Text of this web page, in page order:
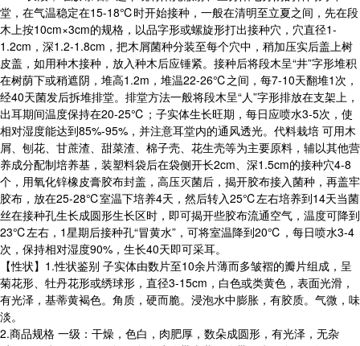
堂，在气温稳定在15-18℃时开始接种，一般在清明至立夏之间，先在段
木上按10cm×3cm的规格，以品字形或螺旋形打出接种穴，穴直径1-
1.2cm，深1.2-1.8cm，把木屑菌种分装至每个穴中，稍加压实后盖上树
皮盖，如用种木接种，放入种木后应锤紧。接种后将段木呈“井”字形堆积
在树荫下或稍遮阴，堆高1.2m，堆温22-26℃之间，每7-10天翻堆1次，
经40天菌发后拆堆排堂。排堂方法一般将段木呈“人”字形排放在支架上，
出耳期间温度保持在20-25℃；子实体生长旺期，每日应喷水3-5次，使
相对湿度能达到85%-95%，并注意耳堂内的通风透光。代料栽培 可用木
屑、刨花、甘蔗渣、甜菜渣、棉子壳、花生壳等为主要原料，辅以其他营
养成分配制培养基，装塑料袋后在袋侧开长2cm、深1.5cm的接种穴4-8
个，用氧化锌橡皮膏胶布封盖，高压灭菌后，揭开胶布接入菌种，再盖牢
胶布，放在25-28℃室温下培养4天，然后转入25℃左右培养到14天当菌
丝在接种孔生长成圆形生长区时，即可揭开些胶布流通空气，温度可降到
23℃左右，1星期后接种孔“冒黄水”，可将室温降到20℃，每日喷水3-4
次，保持相对湿度90%，生长40天即可采耳。
【性状】1.性状鉴别 子实体由数片至10余片薄而多皱褶的瓣片组成，呈
菊花形、牡丹花形或绣球形，直径3-15cm，白色或类黄色，表面光滑，
有光泽，基蒂黄褐色。角质，硬而脆。浸泡水中膨胀，有胶质。气微，味
淡。
2.商品规格 一级：干燥，色白，肉肥厚，数朵成圆形，有光泽，无杂